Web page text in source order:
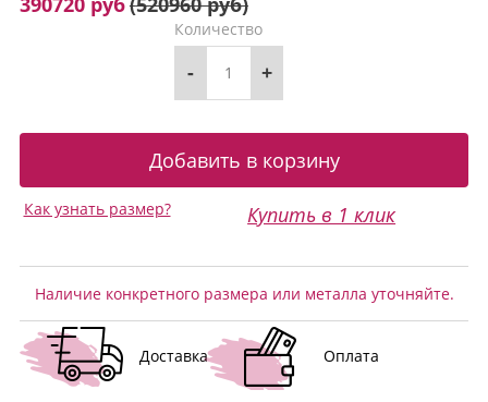
Количество
- +
Купить в 1 клик
Как узнать размер?
Наличие конкретного размера или металла уточняйте.
Доставка Оплата